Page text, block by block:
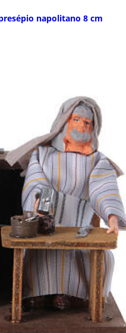
napolitano 8 cm